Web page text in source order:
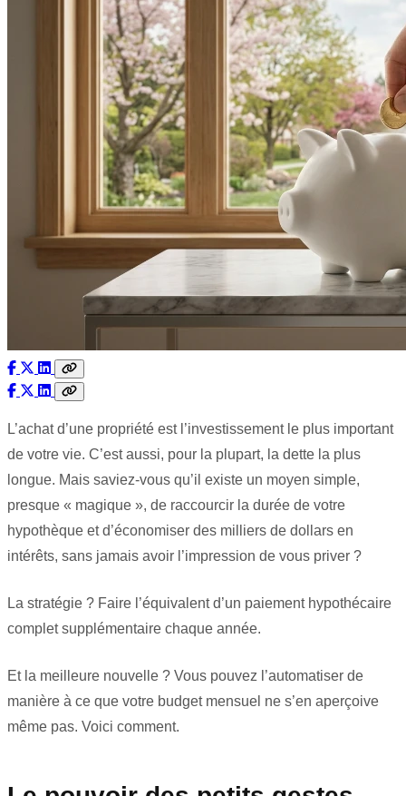
L’achat d’une propriété est l’investissement le plus important
de votre vie. C’est aussi, pour la plupart, la dette la plus
longue. Mais saviez-vous qu’il existe un moyen simple,
presque « magique », de raccourcir la durée de votre
hypothèque et d’économiser des milliers de dollars en
intérêts, sans jamais avoir l’impression de vous priver ?
La stratégie ? Faire l’équivalent d’un paiement hypothécaire
complet supplémentaire chaque année.
Et la meilleure nouvelle ? Vous pouvez l’automatiser de
manière à ce que votre budget mensuel ne s’en aperçoive
même pas. Voici comment.